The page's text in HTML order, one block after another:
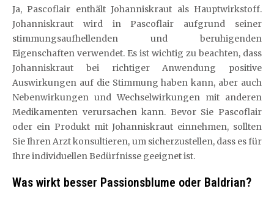
Ja, Pascoflair enthält Johanniskraut als Hauptwirkstoff.
Johanniskraut wird in Pascoflair aufgrund seiner
stimmungsaufhellenden und beruhigenden
Eigenschaften verwendet. Es ist wichtig zu beachten, dass
Johanniskraut bei richtiger Anwendung positive
Auswirkungen auf die Stimmung haben kann, aber auch
Nebenwirkungen und Wechselwirkungen mit anderen
Medikamenten verursachen kann. Bevor Sie Pascoflair
oder ein Produkt mit Johanniskraut einnehmen, sollten
Sie Ihren Arzt konsultieren, um sicherzustellen, dass es für
Ihre individuellen Bedürfnisse geeignet ist.
Was wirkt besser Passionsblume oder Baldrian?